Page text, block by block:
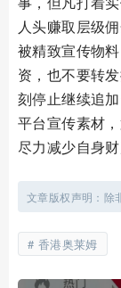
人头赚取层级
被精致宣传物
资，也不要转
刻停止继续追
平台宣传素材
尽力减少自身财
文章版权声明：除
香港奥莱姆